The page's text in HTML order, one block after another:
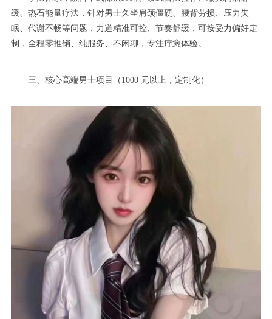
缓、热石能量疗法，针对男士久坐肩颈僵硬、腰背劳损、压力失
眠、代谢不畅等问题，力道精准可控、节奏舒缓，可按受力偏好定
制，全程零推销、纯服务、不闲聊，专注疗愈体验。
三、核心高端男士项目（1000 元以上，定制化）